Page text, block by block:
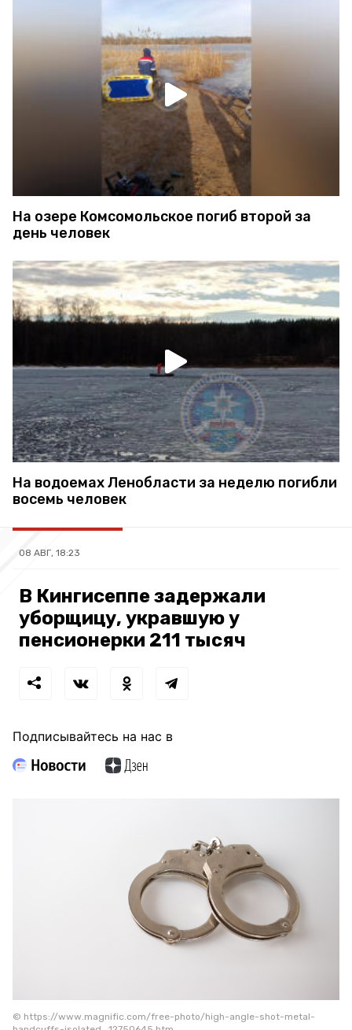
На озере Комсомольское погиб второй за
день человек
На водоемах Ленобласти за неделю погибли
восемь человек
08 АВГ, 18:23
В Кингисеппе задержали
уборщицу, укравшую у
пенсионерки 211 тысяч
Подписывайтесь на нас в
© https://www.magnific.com/free-photo/high-angle-shot-metal-